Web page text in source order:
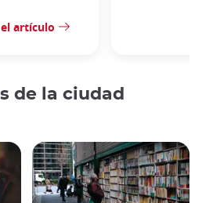
artículo
de la ciudad